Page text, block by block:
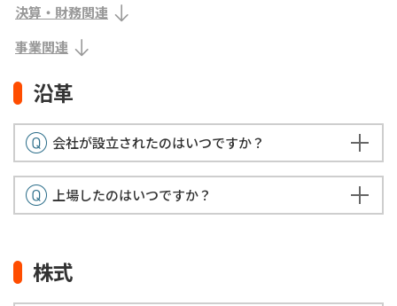
決算・財務関連
事業関連
沿革
会社が設立されたのはいつですか？
上場したのはいつですか？
株式